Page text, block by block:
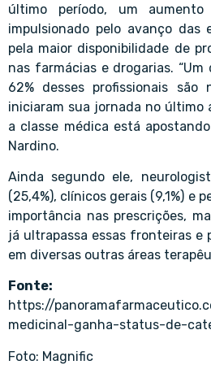
último período, um aumento
impulsionado pelo avanço das
pela maior disponibilidade de
nas farmácias e drogarias.
62% desses profissionais são
iniciaram sua jornada no último
a classe médica está
Nardino.
Ainda segundo ele,
(25,4%), clínicos gerais (9,1%) e
importância nas prescrições,
já ultrapassa essas fronteiras e
em diversas outras áreas
Fonte:
https://
medicinal-ganha-status-de-
Foto: Magnific